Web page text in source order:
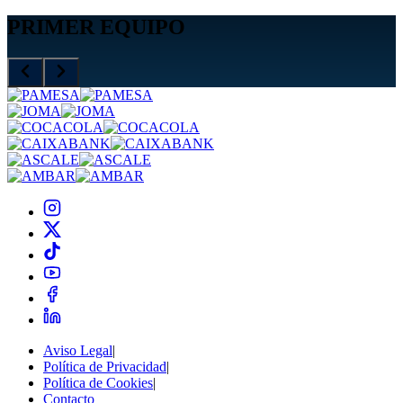
PRIMER EQUIPO
Aviso Legal|
Política de Privacidad|
Política de Cookies|
Contacto